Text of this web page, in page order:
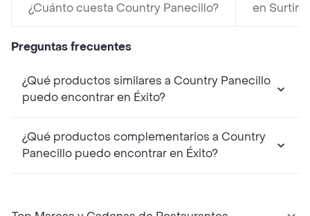
¿Cuánto cuesta Country Panecillo? en
Preguntas frecuentes
¿Qué productos similares a Country Panecillo
puedo encontrar en Éxito?
¿Qué productos complementarios a Country
Panecillo puedo encontrar en Éxito?